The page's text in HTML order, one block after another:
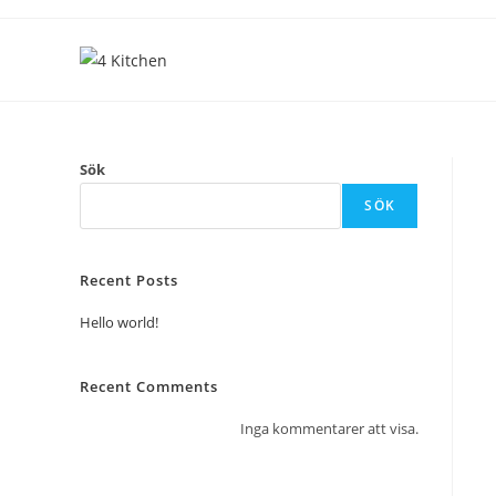
Sök
SÖK
Recent Posts
Hello world!
Recent Comments
Inga kommentarer att visa.